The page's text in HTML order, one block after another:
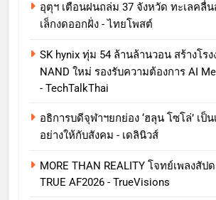
อุตุฯ เตือนฝนถล่ม 37 จังหวัด ทะเลคลื่น
เล็กงดออกฝั่ง - ไทยโพสต์
SK hynix ทุ่ม 54 ล้านล้านวอน สร้างโรง
NAND ใหม่ รองรับความต้องการ AI
- TechTalkThai
อธิการบดีจุฬาฯยกย่อง ‘ฮลุน โซโล่’ เป็
อย่างให้กับสังคม - เดลินิวส์
MORE THAN REALITY โจทย์เพลงสั
TRUE AF2026 - TrueVisions